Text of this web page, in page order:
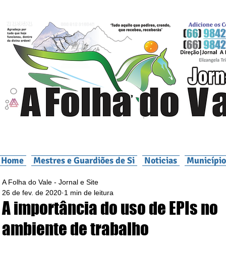
Home Mestres e Guardiões de Si Noticias
A importância do uso de EPIs no
ambiente de trabalho
A Folha do Vale - Jornal e Site
26 de fev. de 2020 1 min de leitura